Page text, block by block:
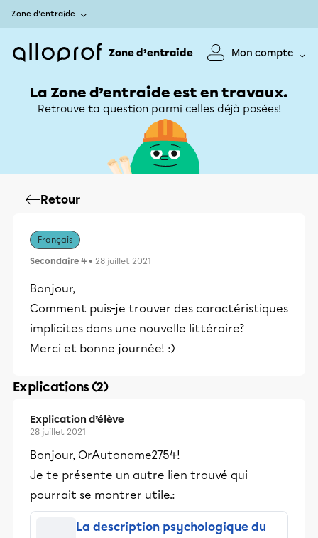
Zone d’entraide
Zone d’entraide Mon compte
La Zone d’entraide est en travaux.
Retrouve ta question parmi celles déjà posées!
Retour
Français
Secondaire 4 • 28 juillet 2021
Bonjour,
Comment puis-je trouver des caractéristiques
implicites dans une nouvelle littéraire?
Merci et bonne journée! :)
Explications (2)
Explication d’élève
28 juillet 2021
Bonjour, OrAutonome2754!
Je te présente un autre lien trouvé qui
pourrait se montrer utile.:
La description psychologique du